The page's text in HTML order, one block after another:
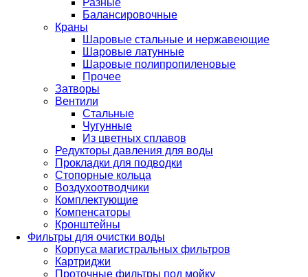
Балансировочные
Краны
Шаровые стальные и нержавеющие
Шаровые латунные
Шаровые полипропиленовые
Прочее
Затворы
Вентили
Стальные
Чугунные
Из цветных сплавов
Редукторы давления для воды
Прокладки для подводки
Стопорные кольца
Воздухоотводчики
Комплектующие
Компенсаторы
Кронштейны
Фильтры для очистки воды
Корпуса магистральных фильтров
Картриджи
Проточные фильтры под мойку